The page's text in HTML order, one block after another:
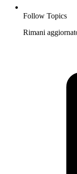
Follow Topics
Rimani